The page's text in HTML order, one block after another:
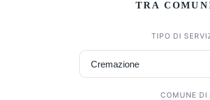
TRA
TIPO DI
COMUNE DI